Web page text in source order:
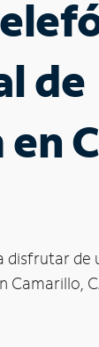
de
disfrutar de
Camarillo,